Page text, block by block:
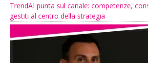
TrendAI punta sul canale: competenze,
gestiti al centro della strategia